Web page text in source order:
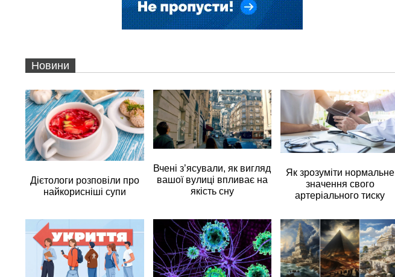
Новини
Дієтологи розповіли про
найкорисніші супи
Вчені з’ясували, як вигляд
вашої вулиці впливає на
якість сну
Як зрозуміти нормальне
значення свого
артеріального тиску